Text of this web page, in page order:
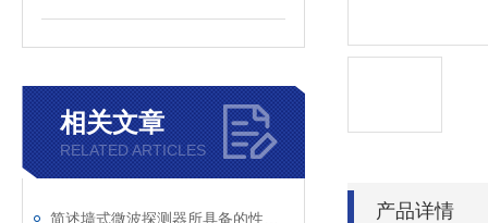
相关文章
RELATED ARTICLES
产品详情